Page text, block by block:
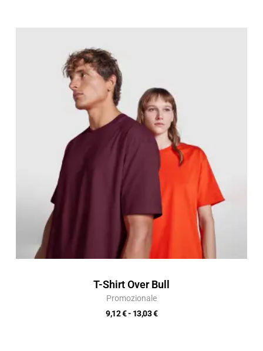
T-Shirt Over Bull
Promozionale
9,12€- 13,03€
a
13,03 €